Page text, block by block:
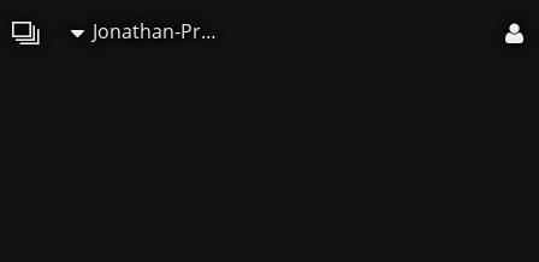
Jonathan-Pradillon